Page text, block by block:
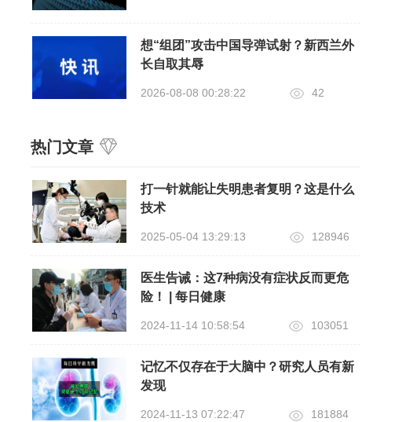
想“组团”攻击中国导弹试射？新西兰外
长自取其辱
2026-08-08 00:28:22 42
热门文章
打一针就能让失明患者复明？这是什么
技术
2025-05-04 13:29:13 128946
医生告诫：这7种病没有症状反而更危
险！ | 每日健康
2024-11-14 10:58:54 103051
记忆不仅存在于大脑中？研究人员有新
发现
2024-11-13 07:22:47 181884